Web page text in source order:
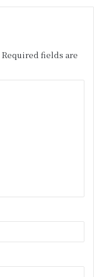
Required fields are